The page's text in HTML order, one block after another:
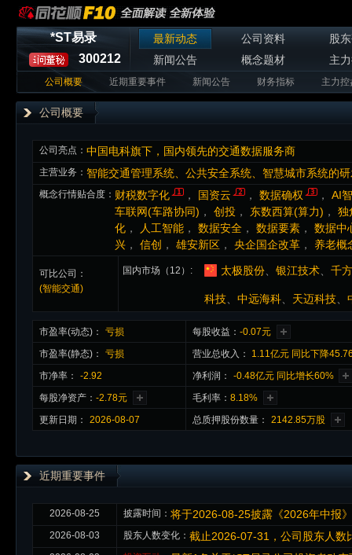
*ST易录
300212
最新动态 公司资料
股
新闻公告
概念题材 主
公司概要 近期重要事件 新闻公告 财务指标 主力控
公司概要
公司亮点： 中国电科旗下，国内领先的交通数据服务商
主营业务： 智能交通管理系统、公共安全系统、智慧城市系统的
概念行情贴合度： 财税数字化 ， 国资云 ， 数据确权 ， AI
车联网(车路协同) ， 创投 ， 东数西算(算力) ， 独
化 ， 人工智能 ， 数据安全 ， 数据要素 ， 数据中
兴 ， 信创 ， 雄安新区 ， 央企国企改革 ， 养老概
可比公司：
(智能交通)
国内市场（12） 太极股份 银江技术 千
科技 中远海科 天迈科技
市盈率(动态)： 亏损 每股收益： -0.07元
市盈率(静态)：
亏损 营业总收入： 1.11亿元 同比下降
市净率：
-2.92 净利润：
-0.48亿元 同比增长60%
每股净资产： -2.78元 毛利率： 8.18%
更新日期：
2026-08-07 总质押股份数量： 2142.85万股
近期重要事件
2026-08-25 披露时间： 将于2026-08-25披露《2026年中报》
2026-08-03 股东人数变化： 截止2026-07-31，公司股东人